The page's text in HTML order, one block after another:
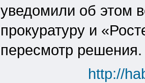
уведомили об этом
прокуратуру и
пересмотр решения.
http://